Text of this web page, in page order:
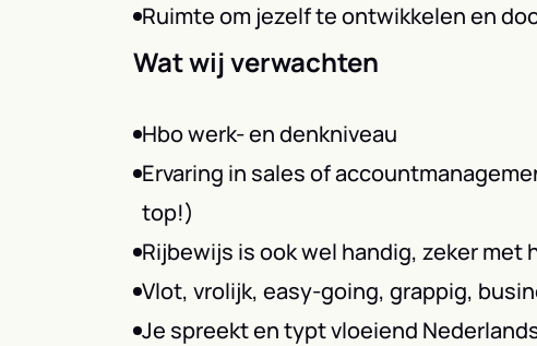
Ruimte om jezelf te ontwikkelen en
Wat wij verwachten
Hbo werk- en denkniveau
Ervaring in sales of
top!)
Rijbewijs is ook wel handig, zeker met
Vlot, vrolijk, easy-going, grappig,
Je spreekt en typt vloeiend